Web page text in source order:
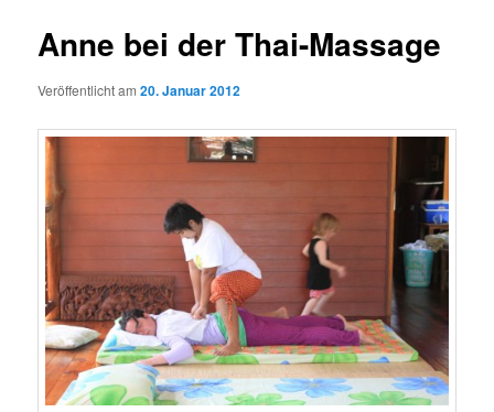
Anne bei der Thai-Massage
Veröffentlicht am20. Januar 2012